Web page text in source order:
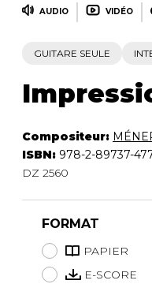
AUDIO VIDÉO
GUITARE SEULE
Compositeur:
ISBN: 978-2-89737-
DZ 2560
FORMAT
PAPIER
E-SCORE